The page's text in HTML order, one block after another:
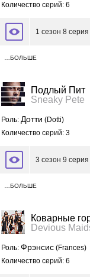
Количество серий: 6
1 сезон 8 серия
…БОЛЬШЕ
Подлый Пит
Sneaky Pete
Роль: Дотти (Dotti)
Количество серий: 3
3 сезон 9 серия
…БОЛЬШЕ
Коварные
Devious
Роль: Фрэнсис (Frances)
Количество серий: 6